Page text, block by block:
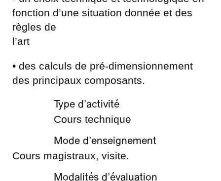
fonction d’une situation donnée et des
règles de
l’art
• des calculs de pré-dimensionnement
des principaux composants.
Type d’activité
Cours technique
Mode d’enseignement
Cours magistraux, visite.
Modalités d’évaluation